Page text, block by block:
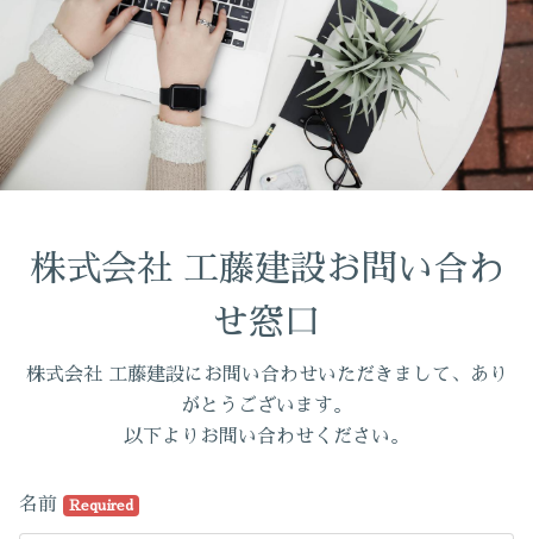
株式会社 工藤建設お問い合わ
せ窓口
株式会社 工藤建設にお問い合わせいただきまして、あり
がとうございます。
以下よりお問い合わせください。
名前 Required